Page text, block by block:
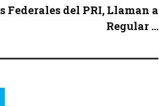
Federales del PRI, Llaman a
Regular ...